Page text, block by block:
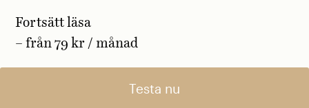
Fortsätt läsa
– från 79 kr / månad
Testa nu